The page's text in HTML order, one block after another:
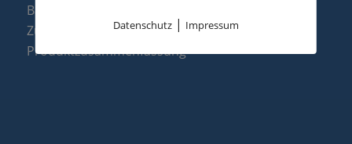
Baugruppen
Zubehör & Ersatzteile
Produktzusammenfassung
Datenschutz| Impressum